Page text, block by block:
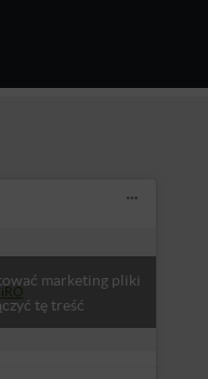
marketing pliki
tę treść